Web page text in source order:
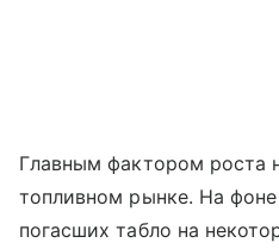
Главным фактором роста
топливном рынке. На
погасших табло на